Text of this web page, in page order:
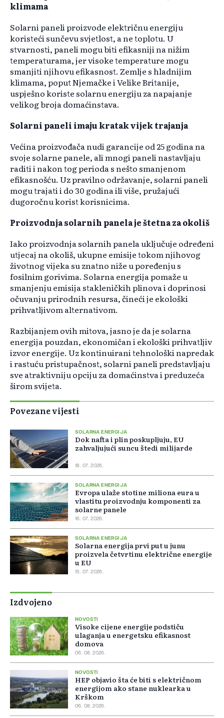
klimama
Solarni paneli proizvode električnu energiju
koristeći sunčevu svjetlost, a ne toplotu. U
stvarnosti, paneli mogu biti efikasniji na nižim
temperaturama, jer visoke temperature mogu
smanjiti njihovu efikasnost. Zemlje s hladnijim
klimama, poput Njemačke i Velike Britanije,
uspješno koriste solarnu energiju za napajanje
velikog broja domaćinstava. ​
Solarni paneli imaju kratak vijek trajanja
Većina proizvođača nudi garancije od 25 godina na
svoje solarne panele, ali mnogi paneli nastavljaju
raditi i nakon tog perioda s nešto smanjenom
efikasnošću. Uz pravilno održavanje, solarni paneli
mogu trajati i do 30 godina ili više, pružajući
dugoročnu korist korisnicima. ​
Proizvodnja solarnih panela je štetna za okoliš
Iako proizvodnja solarnih panela uključuje određeni
utjecaj na okoliš, ukupne emisije tokom njihovog
životnog vijeka su znatno niže u poređenju s
fosilnim gorivima. Solarna energija pomaže u
smanjenju emisija stakleničkih plinova i doprinosi
očuvanju prirodnih resursa, čineći je ekološki
prihvatljivom alternativom. ​
Razbijanjem ovih mitova, jasno je da je solarna
energija pouzdan, ekonomičan i ekološki prihvatljiv
izvor energije. Uz kontinuirani tehnološki napredak
i rastuću pristupačnost, solarni paneli predstavljaju
sve atraktivniju opciju za domaćinstva i preduzeća
širom svijeta.
Povezane vijesti
SOLARNA ENERGIJA
Dok nafta i plin poskupljuju, EU
zahvaljujući suncu štedi milijarde
18. 07. 2026.
SOLARNA ENERGIJA
Evropa ulaže stotine miliona eura u
vlastitu proizvodnju komponenti za
solarne panele
16. 07. 2026.
SOLARNA ENERGIJA
Solarna energija prvi put u junu
proizvela četvrtinu električne energije
u EU
15. 07. 2026.
Izdvojeno
NOVOSTI
Visoke cijene energije podstiču
ulaganja u energetsku efikasnost
domova
06. 08. 2026.
NOVOSTI
HEP objavio šta će biti s električnom
energijom ako stane nuklearka u
Krškom
06. 08. 2026.